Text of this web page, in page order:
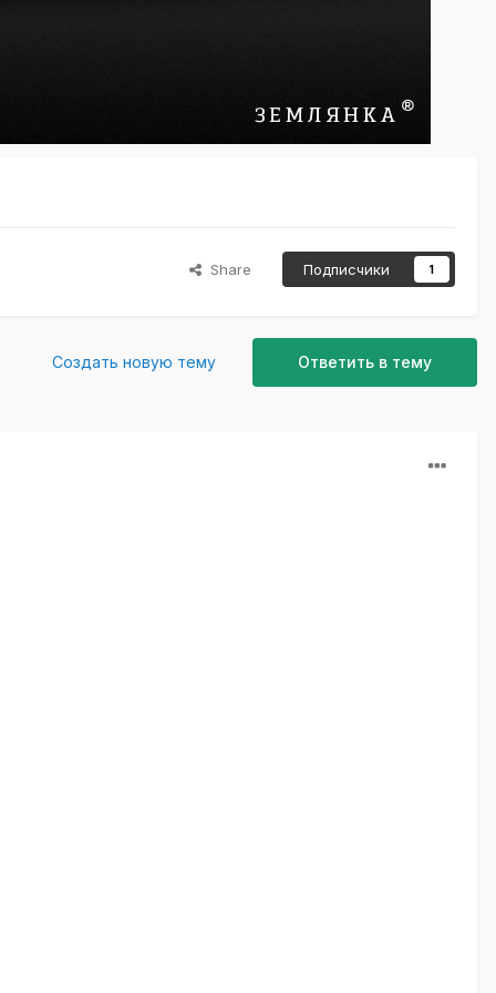
Share Подписчики 1
Ответить в тему
Создать новую тему